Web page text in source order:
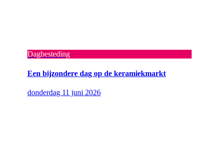
Dagbesteding
Een bijzondere dag op de keramiekmarkt
donderdag 11 juni 2026